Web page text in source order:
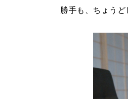
勝手も、ちょうど